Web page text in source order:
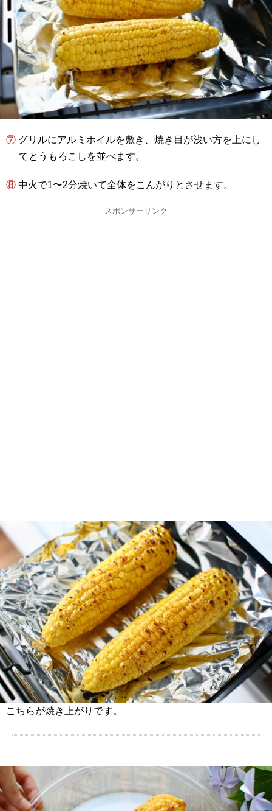
⑦ グリルにアルミホイルを敷き、焼き目が浅い方を上にし
てとうもろこしを並べます。
⑧ 中火で1〜2分焼いて全体をこんがりとさせます。
スポンサーリンク
こちらが焼き上がりです。